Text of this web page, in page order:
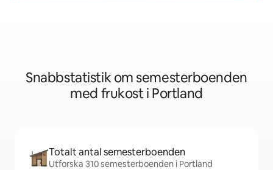
Snabbstatistik om semesterboenden
med frukost i Portland
Totalt antal semesterboenden
Utforska 310 semesterboenden i Portland